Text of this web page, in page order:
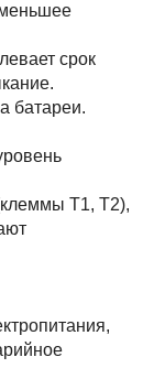
срок
батареи.
T1, T2),